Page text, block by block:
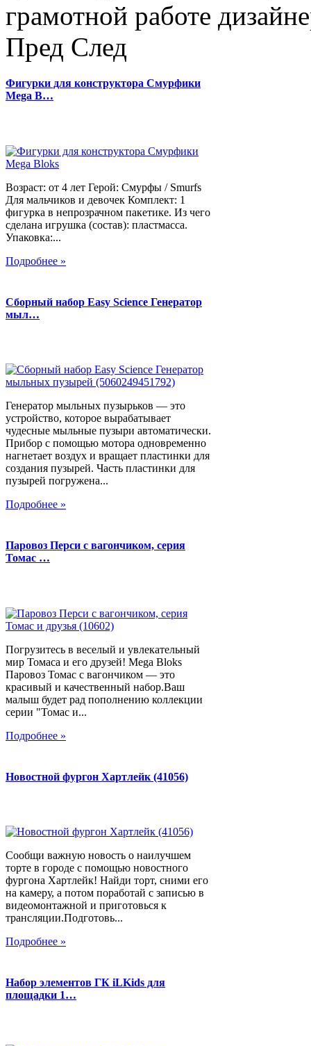
грамотной работе
Пред След
Фигурки для конструктора Смурфики
Mega B…
Возраст: от 4 лет Герой: Смурфы / Smurfs
Для мальчиков и девочек Комплект: 1
фигурка в непрозрачном пакетике. Из чего
сделана игрушка (состав): пластмасса.
Упаковка:...
Подробнее »
Сборный набор Easy Science Генератор
мыл…
Генератор мыльных пузырьков — это
устройство, которое вырабатывает
чудесные мыльные пузыри автоматически.
Прибор с помощью мотора одновременно
нагнетает воздух и вращает пластинки для
создания пузырей. Часть пластинки для
пузырей погружена...
Подробнее »
Паровоз Перси с вагончиком, серия
Томас …
Погрузитесь в веселый и увлекательный
мир Томаса и его друзей! Mega Bloks
Паровоз Томас с вагончиком — это
красивый и качественный набор.Ваш
малыш будет рад пополнению коллекции
серии "Томас и...
Подробнее »
Новостной фургон Хартлейк (41056)
Сообщи важную новость о наилучшем
торте в городе с помощью новостного
фургона Хартлейк! Найди торт, сними его
на камеру, а потом поработай с записью в
видеомонтажной и приготовься к
трансляции.Подготовь...
Подробнее »
Набор элементов ГК iLKids для
площадки 1…